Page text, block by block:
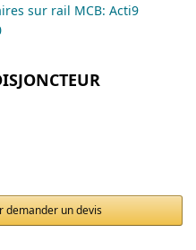
sur rail MCB: Acti9
demander un devis